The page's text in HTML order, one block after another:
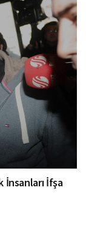
İnsanları İfşa